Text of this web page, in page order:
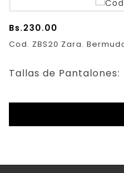
Bs.230.00
Cod. ZBS20 Zara.
Tallas de Pantalones: